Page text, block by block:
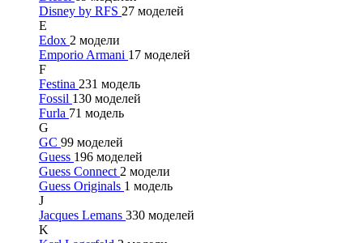
Disney by RFS 27 моделей
E
Edox 2 модели
Emporio Armani 17 моделей
F
Festina 231 модель
Fossil 130 моделей
Furla 71 модель
G
GC 99 моделей
Guess 196 моделей
Guess Connect 2 модели
Guess Originals 1 модель
J
Jacques Lemans 330 моделей
K